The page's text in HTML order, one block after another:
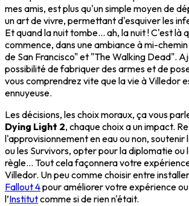
mes amis, est plus qu'un simple moyen de
un art de vivre, permettant d'esquiver les
Et quand la nuit tombe... ah, la nuit ! C'est là
commence, dans une ambiance à mi-
de San Francisco" et "The Walking Dead".
possibilité de fabriquer des armes et de
vous comprendrez vite que la vie à Villedor
ennuyeuse.
Les décisions, les choix moraux, ça vous
Dying Light 2, chaque choix a un impact.
l'approvisionnement en eau ou non,
ou les Survivors, opter pour la diplomatie ou
règle... Tout cela façonnera votre
Villedor. Un peu comme choisir entre
Fallout 4pour améliorer votre expérience
l’Institutcomme si de rien n'était.